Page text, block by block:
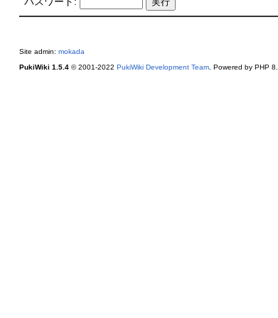
Site admin: mokada
PukiWiki 1.5.4© 2001-2022 PukiWiki Development Team. Powered by PHP